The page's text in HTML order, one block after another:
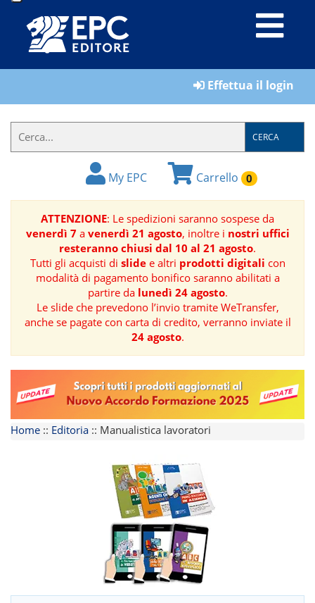
LIBRI
IL
FORMATORE
BOOK
RIVISTE
MANUALISTICA
SOFTWARE
TEMATICHE
Effettua il login
CERCA
My EPC Carrello 0
ATTENZIONE: Le spedizioni saranno sospese da
venerdì 7a venerdì 21 agosto, inoltre i nostri uffici
resteranno chiusi dal 10 al 21 agosto.
Tutti gli acquisti di slidee altri prodotti digitali con
modalità di pagamento bonifico saranno abilitati a
partire da lunedì 24 agosto.
Le slide che prevedono l’invio tramite WeTransfer,
anche se pagate con carta di credito, verranno inviate il
24 agosto.
Home :: Editoria :: Manualistica lavoratori